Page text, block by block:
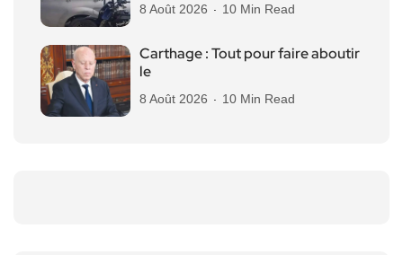
8 Août 2026 10 Min Read
Carthage : Tout pour faire aboutir
le
8 Août 2026 10 Min Read